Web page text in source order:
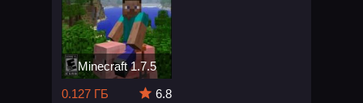
Minecraft 1.7.5
0.127 ГБ
6.8